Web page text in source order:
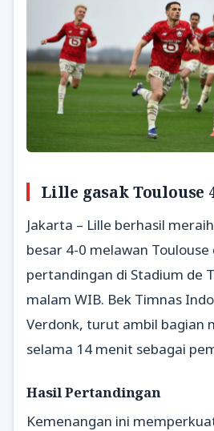
Lille gasak Toulouse
Jakarta – Lille berhasil
besar 4-0 melawan Toulouse
pertandingan di Stadium de
malam WIB. Bek Timnas
Verdonk, turut ambil bagian
selama 14 menit sebagai
Hasil Pertandingan
Kemenangan ini